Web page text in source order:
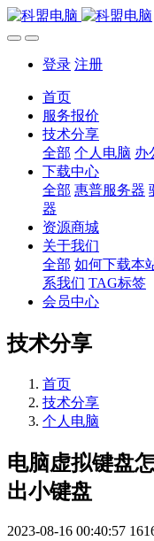
登录 注册
首页
服务报价
技术分享
全部 个人电脑 办
下载中心
全部 惠普服务器
器
资源商城
关于我们
全部 如何下载本
系我们 TAG标签
会员中心
技术分享
首页
技术分享
个人电脑
电脑虚拟键盘
出小键盘
2023-08-16 00:40:57